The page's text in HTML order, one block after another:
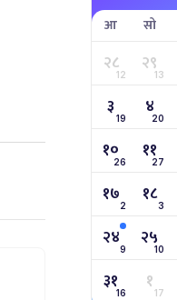
आ सो
२८12 २९13
३ 19 ४20
१०26 ११27
१७2 १८3
२४9 २५10
३१16 १17